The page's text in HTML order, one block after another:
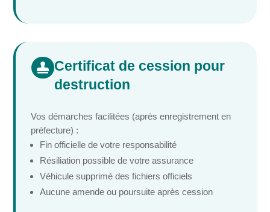
 Certificat de cession pour
destruction
Vos démarches facilitées (après enregistrement en
préfecture) :
Fin officielle de votre responsabilité
Résiliation possible de votre assurance
Véhicule supprimé des fichiers officiels
Aucune amende ou poursuite après cession